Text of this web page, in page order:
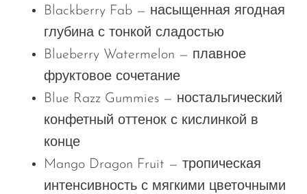
Blackberry Fab — насыщенная ягодная
глубина с тонкой сладостью
Blueberry Watermelon — плавное
фруктовое сочетание
Blue Razz Gummies — ностальгический
конфетный оттенок с кислинкой в
конце
Mango Dragon Fruit — тропическая
интенсивность с мягкими цветочными